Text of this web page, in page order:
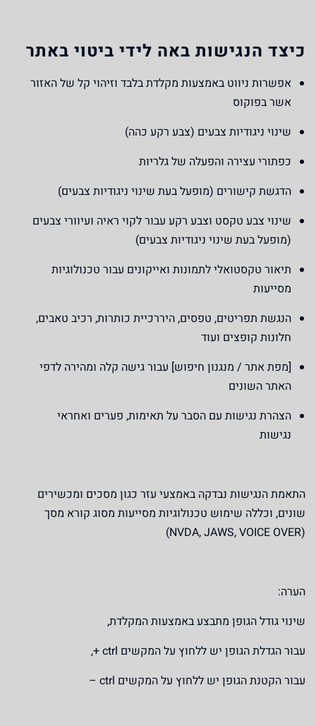
כיצד הנגישות באה לידי ביטוי באתר
אפשרות ניווט באמצעות מקלדת בלבד וזיהוי קל של האזור
אשר בפוקוס
שינוי ניגודיות צבעים (צבע רקע כהה)
כפתורי עצירה והפעלה של גלריות
הדגשת קישורים (מופעל בעת שינוי ניגודיות צבעים)
שינוי צבע טקסט וצבע רקע עבור לקוי ראיה ועיוורי צבעים
(מופעל בעת שינוי ניגודיות צבעים)
תיאור טקסטואלי לתמונות ואייקונים עבור טכנולוגיות
מסייעות
הנגשת תפריטים, טפסים, היררכיית כותרות, רכיב טאבים,
חלונות קופצים ועוד
[מפת אתר / מנגנון חיפוש] עבור גישה קלה ומהירה לדפי
האתר השונים
הצהרת נגישות עם הסבר על תאימות, פערים ואחראי
נגישות
התאמת הנגישות נבדקה באמצעי עזר כגון מסכים ומכשירים
שונים, וכללה שימוש טכנולוגיות מסייעות מסוג קורא מסך
(NVDA, JAWS, VOICE OVER
)
הערה:
שינוי גודל הגופן מתבצע באמצעות המקלדת,
עבור הגדלת הגופן יש ללחוץ על המקשים ctrl +,
עבור הקטנת הגופן יש ללחוץ על המקשים ctrl –